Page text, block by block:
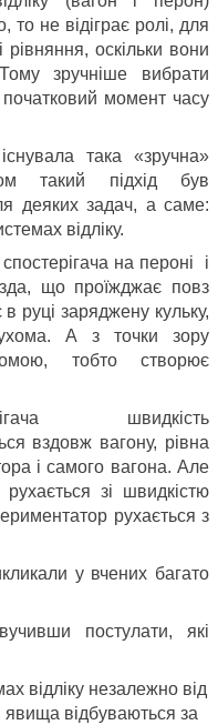
то не відіграє ролі, для
рівняння, оскільки вони
зручніше вибрати
момент часу
така «зручна»
такий підхід був
деяких задач, а саме:
відліку.
на пероні і
що проїжджає повз
руці заряджену кульку,
А з точки зору
тобто створює
швидкість
вздовж вагону, рівна
і самого вагона. Але
зі швидкістю
рухається з
у вчених багато
постулати, які
відліку незалежно від
явища відбуваються за